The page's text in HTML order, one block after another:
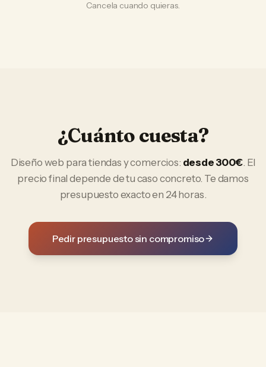
Cancela cuando quieras.
¿Cuánto cuesta?
Diseño web paratiendas y comercios: desde 300€. El
precio final depende de tu caso concreto. Te damos
presupuesto exacto en 24 horas.
Pedir presupuesto sin compromiso